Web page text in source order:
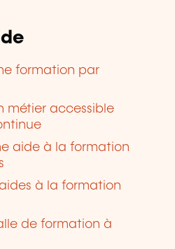
formation par
métier accessible
aide à la formation
à la formation
de formation à